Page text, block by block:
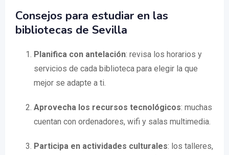
Consejos para estudiar en las
bibliotecas de Sevilla
Planifica con antelación: revisa los horarios y
servicios de cada biblioteca para elegir la que
mejor se adapte a ti.
Aprovecha los recursos tecnológicos: muchas
cuentan con ordenadores, wifi y salas multimedia.
Participa en actividades culturales: los talleres,